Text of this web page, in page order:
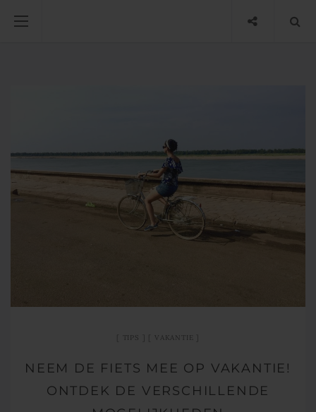
TIPS VAKANTIE
NEEM DE FIETS MEE OP VAKANTIE!
ONTDEK DE VERSCHILLENDE